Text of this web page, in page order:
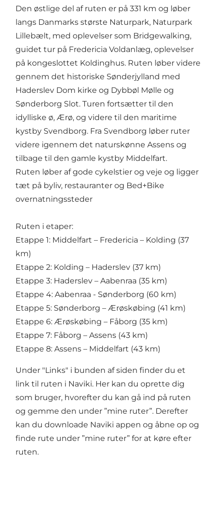
Den østlige del af ruten er på 331 km og løber
langs Danmarks største Naturpark, Naturpark
Lillebælt, med oplevelser som Bridgewalking,
guidet tur på Fredericia Voldanlæg, oplevelser
på kongeslottet Koldinghus. Ruten løber videre
gennem det historiske Sønderjylland med
Haderslev Dom kirke og Dybbøl Mølle og
Sønderborg Slot. Turen fortsætter til den
idylliske ø, Ærø, og videre til den maritime
kystby Svendborg. Fra Svendborg løber ruter
videre igennem det naturskønne Assens og
tilbage til den gamle kystby Middelfart.
Ruten løber af gode cykelstier og veje og ligger
tæt på byliv, restauranter og Bed+Bike
overnatningssteder
Ruten i etaper:
Etappe 1: Middelfart – Fredericia – Kolding (37
km)
Etappe 2: Kolding – Haderslev (37 km)
Etappe 3: Haderslev – Aabenraa (35 km)
Etappe 4: Aabenraa - Sønderborg (60 km)
Etappe 5: Sønderborg – Ærøskøbing (41 km)
Etappe 6: Ærøskøbing – Fåborg (35 km)
Etappe 7: Fåborg – Assens (43 km)
Etappe 8: Assens – Middelfart (43 km)
Under "Links" i bunden af siden finder du et
link til ruten i Naviki. Her kan du oprette dig
som bruger, hvorefter du kan gå ind på ruten
og gemme den under ”mine ruter”. Derefter
kan du downloade Naviki appen og åbne op og
finde rute under ”mine ruter” for at køre efter
ruten.